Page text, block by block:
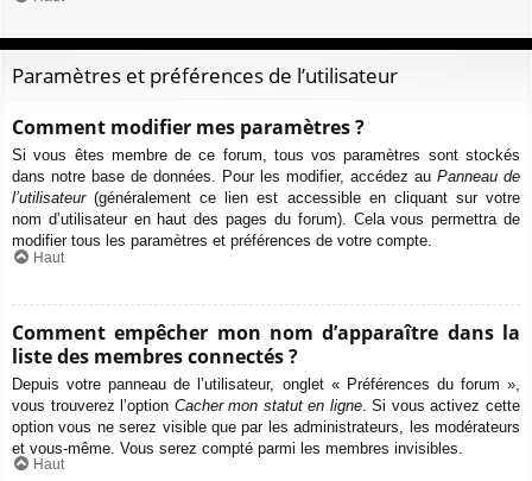
Paramètres et préférences de l’utilisateur
Comment modifier mes paramètres ?
Si vous êtes membre de ce forum, tous vos paramètres sont stockés
dans notre base de données. Pour les modifier, accédez au Panneau de
l’utilisateur(généralement ce lien est accessible en cliquant sur votre
nom d’utilisateur en haut des pages du forum). Cela vous permettra de
modifier tous les paramètres et préférences de votre compte.
Haut
Comment empêcher mon nom d’apparaître dans la
liste des membres connectés ?
Depuis votre panneau de l’utilisateur, onglet « Préférences du forum »,
vous trouverez l’option Cacher mon statut en ligne. Si vous activez cette
option vous ne serez visible que par les administrateurs, les modérateurs
et vous-même. Vous serez compté parmi les membres invisibles.
Haut